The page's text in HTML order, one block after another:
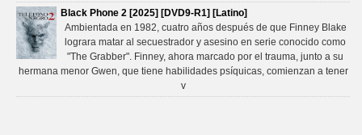
Black Phone 2 [2025] [DVD9-R1] [Latino]
Ambientada en 1982, cuatro años después de que Finney Blake
lograra matar al secuestrador y asesino en serie conocido como
"The Grabber". Finney, ahora marcado por el trauma, junto a su
hermana menor Gwen, que tiene habilidades psíquicas, comienzan a tener
v